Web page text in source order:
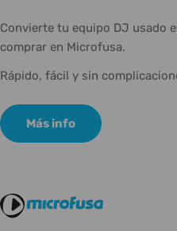
Convierte tu equipo DJ usado
comprar en Microfusa.
Rápido, fácil y sin
Más info